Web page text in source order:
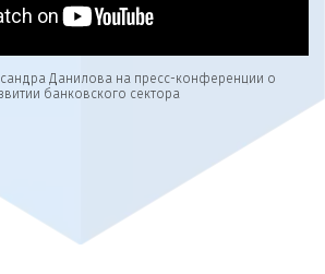
Данилова на пресс-конференции о
банковского сектора